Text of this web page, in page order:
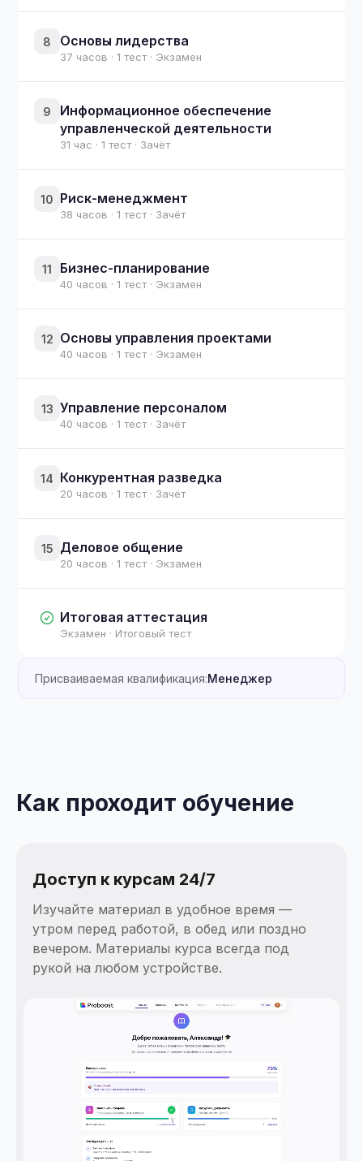
8 Основы лидерства
37 часов · 1 тест · Экзамен
9
Информационное обеспечение
управленческой деятельности
31 час · 1 тест · Зачёт
10 Риск-менеджмент
38 часов · 1 тест · Зачёт
11 Бизнес-планирование
40 часов · 1 тест · Экзамен
12 Основы управления проектами
40 часов · 1 тест · Экзамен
13 Управление персоналом
40 часов · 1 тест · Зачёт
14 Конкурентная разведка
20 часов · 1 тест · Зачёт
15 Деловое общение
20 часов · 1 тест · Экзамен
Итоговая аттестация
Экзамен · Итоговый тест
Присваиваемая квалификация:Менеджер
Как проходит обучение
Доступ к курсам 24/7
Изучайте материал в удобное время —
утром перед работой, в обед или поздно
вечером. Материалы курса всегда под
рукой на любом устройстве.